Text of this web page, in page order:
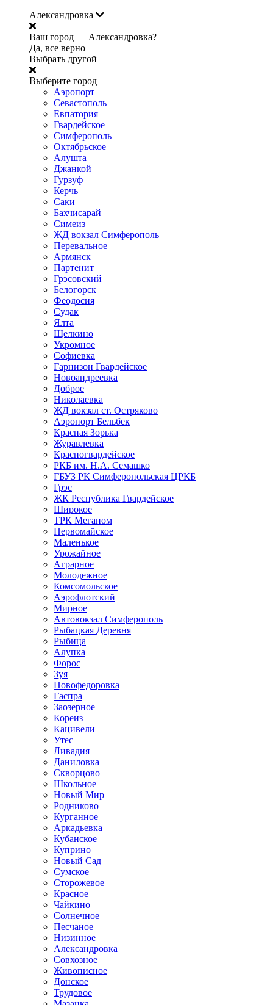
Александровка
Ваш город — Александровка?
Да, все верно
Выбрать другой
Выберите город
Аэропорт
Севастополь
Евпатория
Гвардейское
Симферополь
Октябрьское
Алушта
Джанкой
Гурзуф
Керчь
Саки
Бахчисарай
Симеиз
ЖД вокзал Симферополь
Перевальное
Армянск
Партенит
Грэсовский
Белогорск
Феодосия
Судак
Ялта
Щелкино
Укромное
Софиевка
Гарнизон Гвардейское
Новоандреевка
Доброе
Николаевка
ЖД вокзал ст. Остряково
Аэропорт Бельбек
Красная Зорька
Журавлевка
Красногвардейское
РКБ им. Н.А. Семашко
ГБУЗ РК Симферопольская ЦРКБ
Грэс
ЖК Республика Гвардейское
Широкое
ТРК Меганом
Первомайское
Маленькое
Урожайное
Аграрное
Молодежное
Комсомольское
Аэрофлотский
Мирное
Автовокзал Симферополь
Рыбацкая Деревня
Рыбица
Алупка
Форос
Зуя
Новофедоровка
Гаспра
Заозерное
Кореиз
Кацивели
Утес
Ливадия
Даниловка
Скворцово
Школьное
Новый Мир
Родниково
Курганное
Аркадьевка
Кубанское
Куприно
Новый Сад
Сумское
Сторожевое
Красное
Чайкино
Солнечное
Песчаное
Низинное
Александровка
Совхозное
Живописное
Донское
Трудовое